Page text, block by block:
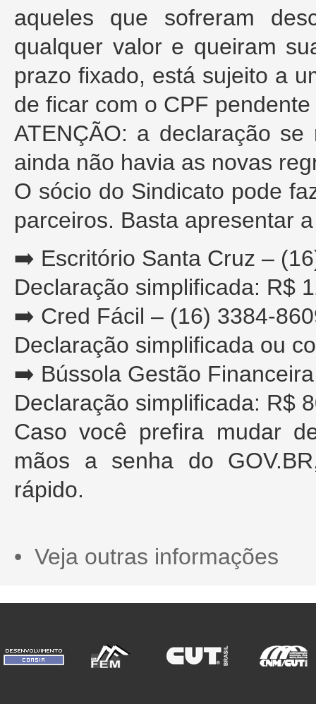
aqueles que sofreram
qualquer valor e queiram
prazo fixado, está sujeito a
de ficar com o CPF
ATENÇÃO: a declaração
ainda não havia as novas
O sócio do Sindicato pode
parceiros. Basta apresentar
➡️ Escritório Santa Cruz –
Declaração simplificada: R$
➡️ Cred Fácil – (16) 3384-
Declaração simplificada ou
➡️ Bússola Gestão
Declaração simplificada: R$
Caso você prefira mudar
mãos a senha do
rápido.
• Veja outras informações